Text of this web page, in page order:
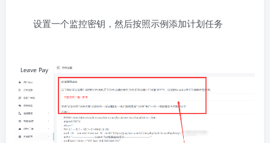
设置一个监控密钥，然后按照示例添加计划任务